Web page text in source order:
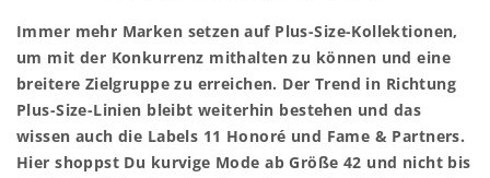
Immer mehr Marken setzen auf Plus-Size-Kollektionen,
um mit der Konkurrenz mithalten zu können und eine
breitere Zielgruppe zu erreichen. Der Trend in Richtung
Plus-Size-Linien bleibt weiterhin bestehen und das
wissen auch die Labels 11 Honoré und Fame & Partners.
Hier shoppst Du kurvige Mode ab Größe 42 und nicht bis